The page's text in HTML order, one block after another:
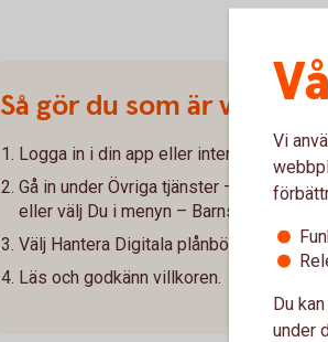
Så gör du som är
Logga in i din app eller internetbank.
Gå in under Övriga tjänster – Barns
eller välj Du i menyn – Barns tjänster i
Välj Hantera Digitala plånböcker och gå
Läs och godkänn villkoren.
Vi
Du
under